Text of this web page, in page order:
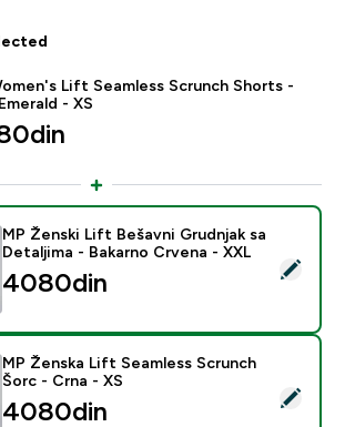
Lift Seamless Scrunch Shorts -
- XS
product - MP Ženski Lift Bešavni
MP Ženski Lift Bešavni Grudnjak sa
Detaljima - Bakarno Crvena - XXL
4080din‎
product - MP Ženska Lift Seamless
MP Ženska Lift Seamless Scrunch
Šorc - Crna - XS
4080din‎